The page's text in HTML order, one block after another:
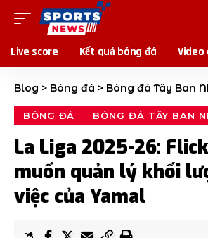
Live score Kết quả bóng đá Video
Blog > Bóng đá > Bóng đá Tây Ban
BÓNG ĐÁ BÓNG ĐÁ TÂY BAN
La Liga 2025-26: Flick
muốn quản lý khối
việc của Yamal